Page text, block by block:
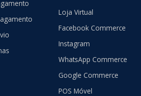
Loja Virtual
Facebook Commerce
Instagram
WhatsApp Commerce
Google Commerce
POS Móvel